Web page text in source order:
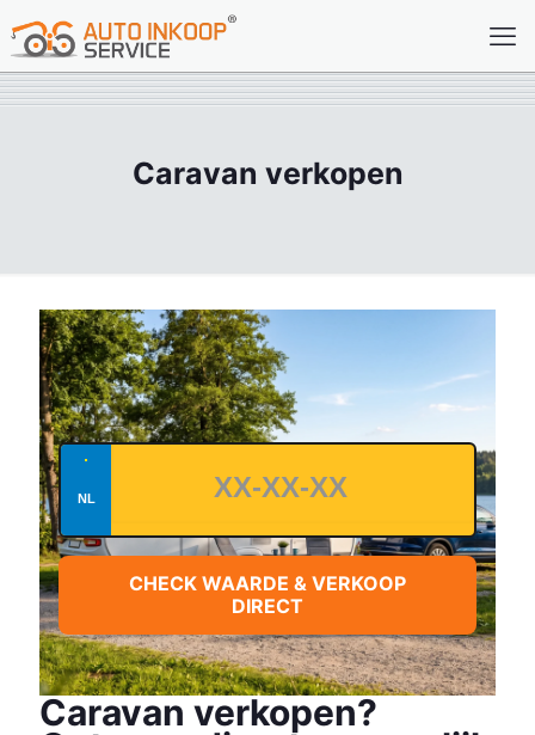
Caravan verkopen
CHECK WAARDE & VERKOOP
DIRECT
Caravan verkopen?